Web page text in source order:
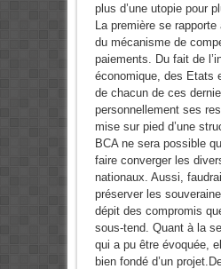
plus d’une utopie pour
La première se
du mécanisme de
paiements. Du fait de
économique, des Etats
de chacun de ces
personnellement ses
mise sur pied d’une
BCA ne sera possible
faire converger les
nationaux. Aussi,
préserver les
dépit des compromis
sous-tend. Quant à la
qui a pu être évoquée,
bien fondé d’un